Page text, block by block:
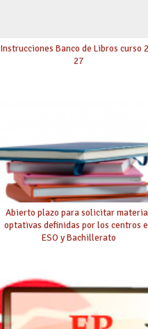
Instrucciones Banco de Libros curso
27
Abierto plazo para solicitar
optativas definidas por los centros
ESO y Bachillerato